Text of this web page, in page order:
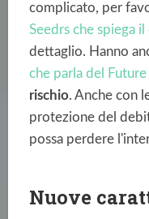
complicato, per
Seedrs che spiega
dettaglio. Hanno
che parla del Future
rischio. Anche con
protezione del
possa perdere
Nuove